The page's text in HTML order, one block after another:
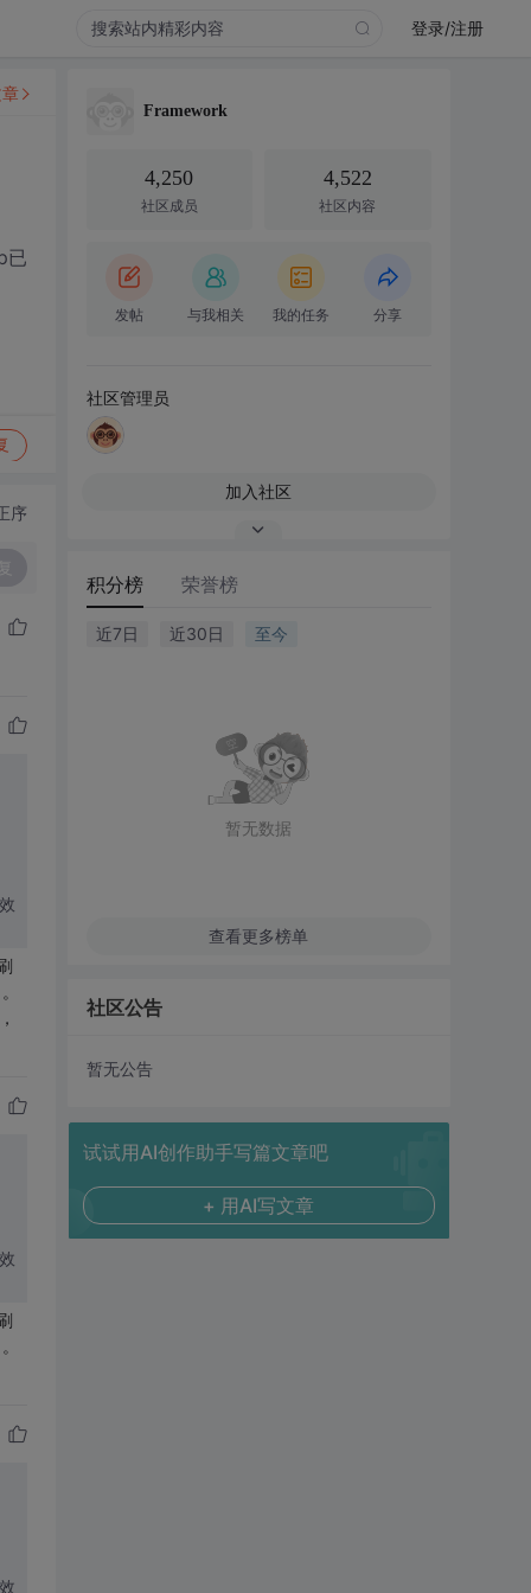
登录/注册
已
序
Framework
4,250
社区成员
4,522
社区内容
发帖 与我相关 我的任务 分享
社区管理员
加入社区
积分榜 荣誉榜
近7日 近30日 至今
暂无数据
查看更多榜单
社区公告
暂无公告
试试用AI创作助手写篇文章吧
+ 用AI写文章